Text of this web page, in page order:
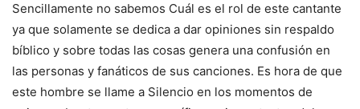
Sencillamente no sabemos Cuál es el rol de este cantante
ya que solamente se dedica a dar opiniones sin respaldo
bíblico y sobre todas las cosas genera una confusión en
las personas y fanáticos de sus canciones. Es hora de que
este hombre se llame a Silencio en los momentos de